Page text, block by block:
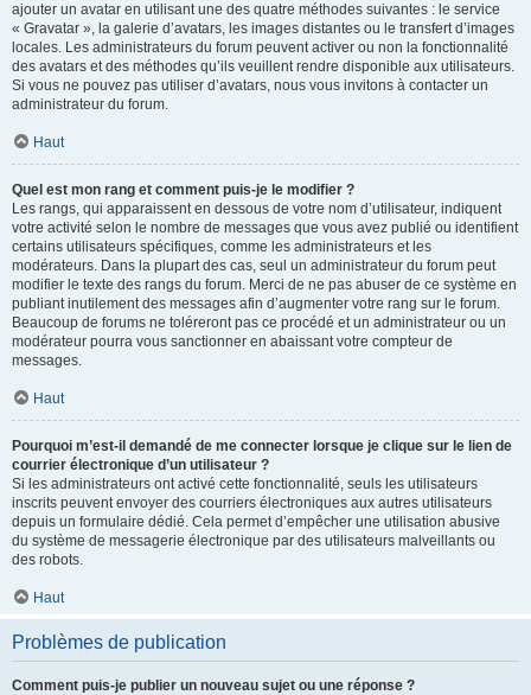
ajouter un avatar en utilisant une des quatre méthodes suivantes : le service
« Gravatar », la galerie d’avatars, les images distantes ou le transfert d’images
locales. Les administrateurs du forum peuvent activer ou non la fonctionnalité
des avatars et des méthodes qu’ils veuillent rendre disponible aux utilisateurs.
Si vous ne pouvez pas utiliser d’avatars, nous vous invitons à contacter un
administrateur du forum.
Haut
Quel est mon rang et comment puis-je le modifier ?
Les rangs, qui apparaissent en dessous de votre nom d’utilisateur, indiquent
votre activité selon le nombre de messages que vous avez publié ou identifient
certains utilisateurs spécifiques, comme les administrateurs et les
modérateurs. Dans la plupart des cas, seul un administrateur du forum peut
modifier le texte des rangs du forum. Merci de ne pas abuser de ce système en
publiant inutilement des messages afin d’augmenter votre rang sur le forum.
Beaucoup de forums ne toléreront pas ce procédé et un administrateur ou un
modérateur pourra vous sanctionner en abaissant votre compteur de
messages.
Haut
Pourquoi m’est-il demandé de me connecter lorsque je clique sur le lien de
courrier électronique d’un utilisateur ?
Si les administrateurs ont activé cette fonctionnalité, seuls les utilisateurs
inscrits peuvent envoyer des courriers électroniques aux autres utilisateurs
depuis un formulaire dédié. Cela permet d’empêcher une utilisation abusive
du système de messagerie électronique par des utilisateurs malveillants ou
des robots.
Haut
Problèmes de publication
Comment puis-je publier un nouveau sujet ou une réponse ?